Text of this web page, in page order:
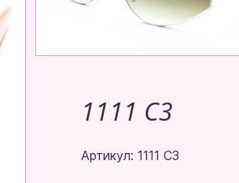
1111 C3
Артикул: 1111 C3